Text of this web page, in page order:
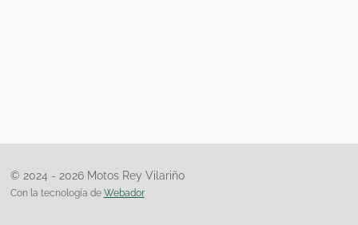
© 2024 - 2026 Motos Rey Vilariño
Con la tecnología de Webador